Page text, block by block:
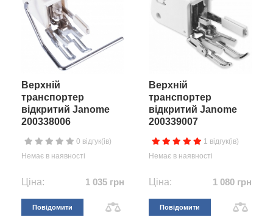
Верхній
транспортер
відкритий Janome
200338006
0 відгук(ів)
Немає в наявності
Ціна: 1 035 грн
Повідомити
Верхній
транспортер
відкритий Janome
200339007
1 відгук(ів)
Немає в наявності
Ціна: 1 080 грн
Повідомити